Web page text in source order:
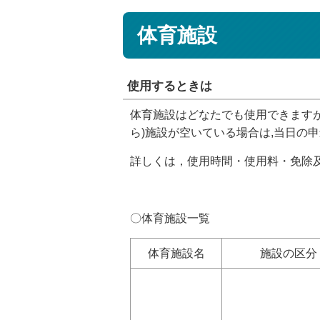
体育施設
使用するときは
体育施設はどなたでも使用できます
ら)施設が空いている場合は,当日の
詳しくは，使用時間・使用料・免除
〇体育施設一覧
体育施設名 施設の区分